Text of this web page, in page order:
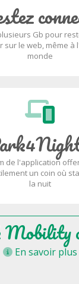
Gb pour
sur le web, même à
monde
de l'application
un coin où
la nuit
Mobility
En savoir plus